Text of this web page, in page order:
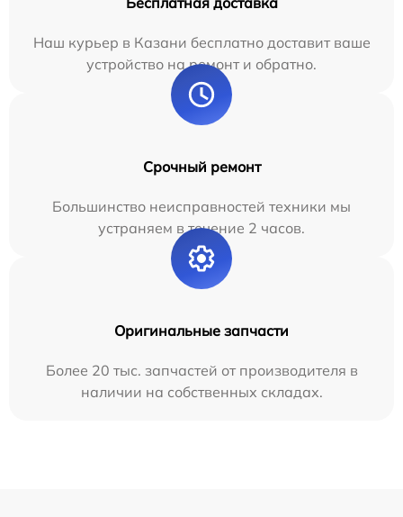
Наш курьер в Казани бесплатно доставит ваше
устройство на ремонт и обратно.
Срочный ремонт
Большинство неисправностей техники мы
устраняем в течение 2 часов.
Оригинальные запчасти
Более 20 тыс. запчастей от производителя в
наличии на собственных складах.